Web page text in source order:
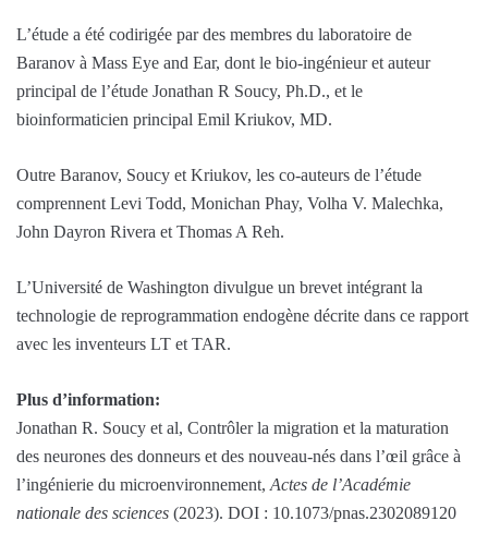
L’étude a été codirigée par des membres du laboratoire de
Baranov à Mass Eye and Ear, dont le bio-ingénieur et auteur
principal de l’étude Jonathan R Soucy, Ph.D., et le
bioinformaticien principal Emil Kriukov, MD.
Outre Baranov, Soucy et Kriukov, les co-auteurs de l’étude
comprennent Levi Todd, Monichan Phay, Volha V. Malechka,
John Dayron Rivera et Thomas A Reh.
L’Université de Washington divulgue un brevet intégrant la
technologie de reprogrammation endogène décrite dans ce rapport
avec les inventeurs LT et TAR.
Plus d’information:
Jonathan R. Soucy et al, Contrôler la migration et la maturation
des neurones des donneurs et des nouveau-nés dans l’œil grâce à
l’ingénierie du microenvironnement, Actes de l’Académie
nationale des sciences (2023). DOI : 10.1073/pnas.2302089120